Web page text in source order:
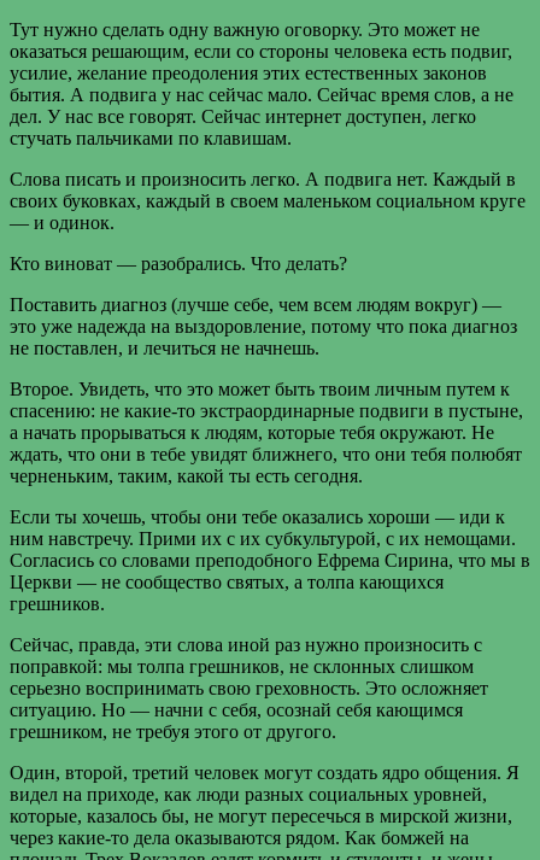
Тут нужно сделать одну важную оговорку. Это может не
оказаться решающим, если со стороны человека есть подвиг,
усилие, желание преодоления этих естественных законов
бытия. А подвига у нас сейчас мало. Сейчас время слов, а не
дел. У нас все говорят. Сейчас интернет доступен, легко
стучать пальчиками по клавишам.
Слова писать и произносить легко. А подвига нет. Каждый в
своих буковках, каждый в своем маленьком социальном круге
— и одинок.
Кто виноват — разобрались. Что делать?
Поставить диагноз (лучше себе, чем всем людям вокруг) —
это уже надежда на выздоровление, потому что пока диагноз
не поставлен, и лечиться не начнешь.
Второе. Увидеть, что это может быть твоим личным путем к
спасению: не какие-то экстраординарные подвиги в пустыне,
а начать прорываться к людям, которые тебя окружают. Не
ждать, что они в тебе увидят ближнего, что они тебя полюбят
черненьким, таким, какой ты есть сегодня.
Если ты хочешь, чтобы они тебе оказались хороши — иди к
ним навстречу. Прими их с их субкультурой, с их немощами.
Согласись со словами преподобного Ефрема Сирина, что мы в
Церкви — не сообщество святых, а толпа кающихся
грешников.
Сейчас, правда, эти слова иной раз нужно произносить с
поправкой: мы толпа грешников, не склонных слишком
серьезно воспринимать свою греховность. Это осложняет
ситуацию. Но — начни с себя, осознай себя кающимся
грешником, не требуя этого от другого.
Один, второй, третий человек могут создать ядро общения. Я
видел на приходе, как люди разных социальных уровней,
которые, казалось бы, не могут пересечься в мирской жизни,
через какие-то дела оказываются рядом. Как бомжей на